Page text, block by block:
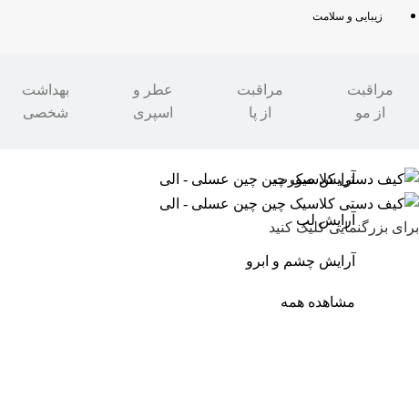
زیبایی و سلامت
مراقبت
از مو
مراقبت
از پا
عطر و
اسپری
بهداشت
شخصی
آرایش صورت
آرایش لب
آرایش چشم و ابرو
مشاهده همه
مدرن شو»
» کیف|کوله دستی
برای بزرگنمایی کلیک کنید